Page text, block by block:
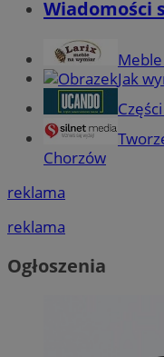
Wiadomości
Jak
Chorzów
reklama
reklama
Ogłoszenia